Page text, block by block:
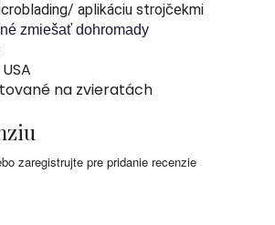
aplikáciu strojčekmi
zmiešať dohromady
na zvieratách
zaregistrujte pre pridanie recenzie